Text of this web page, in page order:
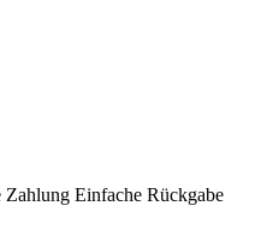
Zahlung Einfache Rückgabe